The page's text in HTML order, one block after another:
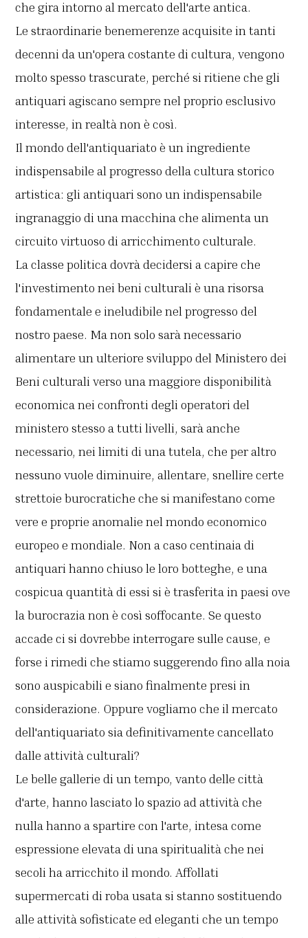
che gira intorno al mercato dell'arte antica.
Le straordinarie benemerenze acquisite in tanti
decenni da un'opera costante di cultura, vengono
molto spesso trascurate, perché si ritiene che gli
antiquari agiscano sempre nel proprio esclusivo
interesse, in realtà non è così.
Il mondo dell'antiquariato è un ingrediente
indispensabile al progresso della cultura storico
artistica: gli antiquari sono un indispensabile
ingranaggio di una macchina che alimenta un
circuito virtuoso di arricchimento culturale.
La classe politica dovrà decidersi a capire che
l'investimento nei beni culturali è una risorsa
fondamentale e ineludibile nel progresso del
nostro paese. Ma non solo sarà necessario
alimentare un ulteriore sviluppo del Ministero dei
Beni culturali verso una maggiore disponibilità
economica nei confronti degli operatori del
ministero stesso a tutti livelli, sarà anche
necessario, nei limiti di una tutela, che per altro
nessuno vuole diminuire, allentare, snellire certe
strettoie burocratiche che si manifestano come
vere e proprie anomalie nel mondo economico
europeo e mondiale. Non a caso centinaia di
antiquari hanno chiuso le loro botteghe, e una
cospicua quantità di essi si è trasferita in paesi ove
la burocrazia non è così soffocante. Se questo
accade ci si dovrebbe interrogare sulle cause, e
forse i rimedi che stiamo suggerendo fino alla noia
sono auspicabili e siano finalmente presi in
considerazione. Oppure vogliamo che il mercato
dell'antiquariato sia definitivamente cancellato
dalle attività culturali?
Le belle gallerie di un tempo, vanto delle città
d'arte, hanno lasciato lo spazio ad attività che
nulla hanno a spartire con l'arte, intesa come
espressione elevata di una spiritualità che nei
secoli ha arricchito il mondo. Affollati
supermercati di roba usata si stanno sostituendo
alle attività sofisticate ed eleganti che un tempo